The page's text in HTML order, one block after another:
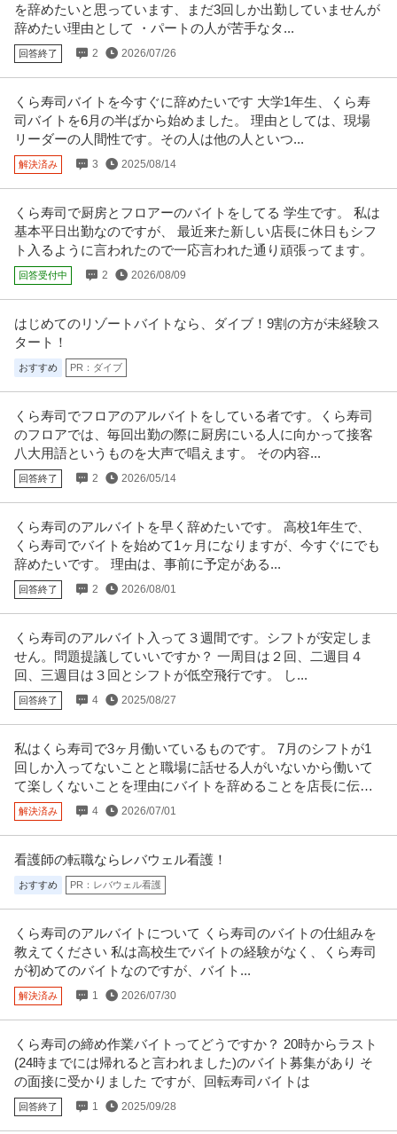
を辞めたいと思っています、まだ3回しか出勤していませんが
辞めたい理由として ・パートの人が苦手なタ...
回答終了 2 2026/07/26
くら寿司バイトを今すぐに辞めたいです 大学1年生、くら寿
司バイトを6月の半ばから始めました。 理由としては、現場
リーダーの人間性です。その人は他の人といつ...
解決済み 3 2025/08/14
くら寿司で厨房とフロアーのバイトをしてる 学生です。 私は
基本平日出勤なのですが、 最近来た新しい店長に休日もシフ
ト入るように言われたので一応言われた通り頑張ってます。
回答受付中 2 2026/08/09
はじめてのリゾートバイトなら、ダイブ！9割の方が未経験ス
タート！
おすすめ PR：ダイブ
くら寿司でフロアのアルバイトをしている者です。くら寿司
のフロアでは、毎回出勤の際に厨房にいる人に向かって接客
八大用語というものを大声で唱えます。 その内容...
回答終了 2 2026/05/14
くら寿司のアルバイトを早く辞めたいです。 高校1年生で、
くら寿司でバイトを始めて1ヶ月になりますが、今すぐにでも
辞めたいです。 理由は、事前に予定がある...
回答終了 2 2026/08/01
くら寿司のアルバイト入って３週間です。シフトが安定しま
せん。問題提議していいですか？ 一周目は２回、二週目４
回、三週目は３回とシフトが低空飛行です。 し...
回答終了 4 2025/08/27
私はくら寿司で3ヶ月働いているものです。 7月のシフトが1
回しか入ってないことと職場に話せる人がいないから働いて
て楽しくないことを理由にバイトを辞めることを店長に伝え
ました。
解決済み 4 2026/07/01
看護師の転職ならレバウェル看護！
おすすめ PR：レバウェル看護
くら寿司のアルバイトについて くら寿司のバイトの仕組みを
教えてください 私は高校生でバイトの経験がなく、くら寿司
が初めてのバイトなのですが、バイト...
解決済み 1 2026/07/30
くら寿司の締め作業バイトってどうですか？ 20時からラスト
(24時までには帰れると言われました)のバイト募集があり そ
の面接に受かりました ですが、回転寿司バイトは
回答終了 1 2025/09/28